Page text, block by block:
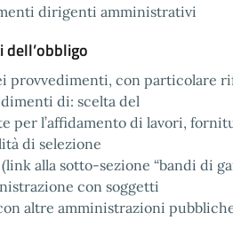
dirigenti amministrativi
dell’obbligo
provvedimenti, con particolare
di: scelta del
per l’affidamento di lavori,
di selezione
alla sotto-sezione “bandi di
con soggetti
altre amministrazioni